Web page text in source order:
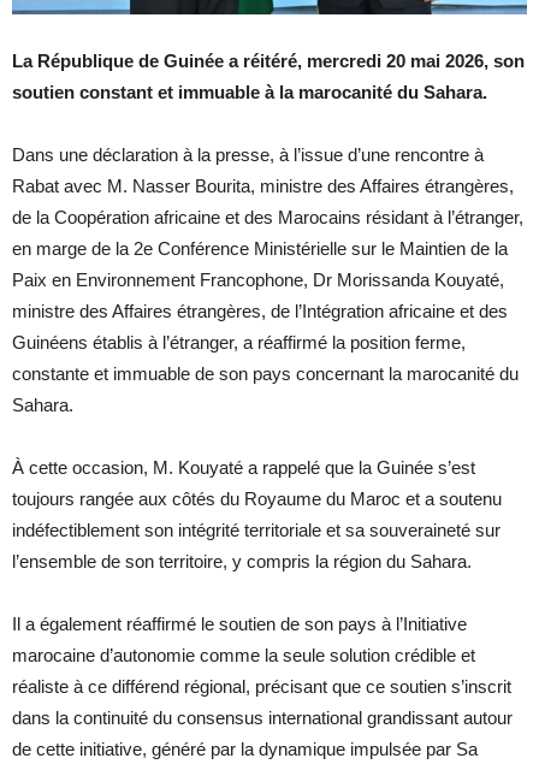
La République de Guinée a réitéré, mercredi 20 mai 2026, son
soutien constant et immuable à la marocanité du Sahara.
Dans une déclaration à la presse, à l’issue d’une rencontre à
Rabat avec M. Nasser Bourita, ministre des Affaires étrangères,
de la Coopération africaine et des Marocains résidant à l’étranger,
en marge de la 2e Conférence Ministérielle sur le Maintien de la
Paix en Environnement Francophone, Dr Morissanda Kouyaté,
ministre des Affaires étrangères, de l’Intégration africaine et des
Guinéens établis à l’étranger, a réaffirmé la position ferme,
constante et immuable de son pays concernant la marocanité du
Sahara.
À cette occasion, M. Kouyaté a rappelé que la Guinée s’est
toujours rangée aux côtés du Royaume du Maroc et a soutenu
indéfectiblement son intégrité territoriale et sa souveraineté sur
l’ensemble de son territoire, y compris la région du Sahara.
Il a également réaffirmé le soutien de son pays à l’Initiative
marocaine d’autonomie comme la seule solution crédible et
réaliste à ce différend régional, précisant que ce soutien s’inscrit
dans la continuité du consensus international grandissant autour
de cette initiative, généré par la dynamique impulsée par Sa